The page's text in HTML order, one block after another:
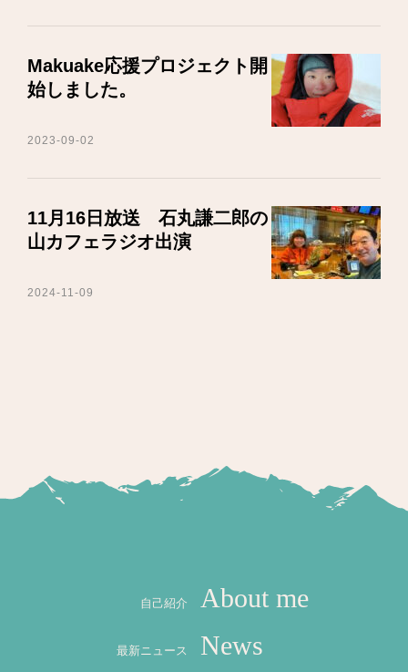
2023-09-02
Makuake応援プロジェクト開
始しました。
2024-11-09
11月16日放送 石丸謙二郎の
山カフェラジオ出演
自己紹介 About me
最新ニュース News